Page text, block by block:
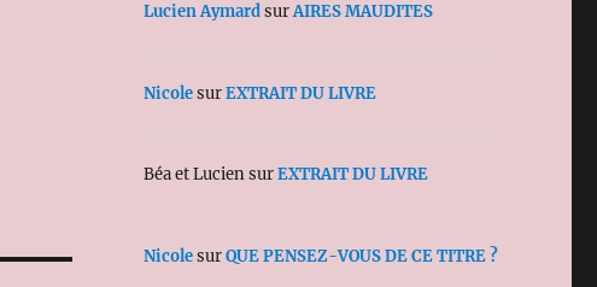
Lucien AymardsurAIRES MAUDITES
NicolesurEXTRAIT DU LIVRE
Béa et LuciensurEXTRAIT DU LIVRE
NicolesurQUE PENSEZ-VOUS DE CE TITRE ?